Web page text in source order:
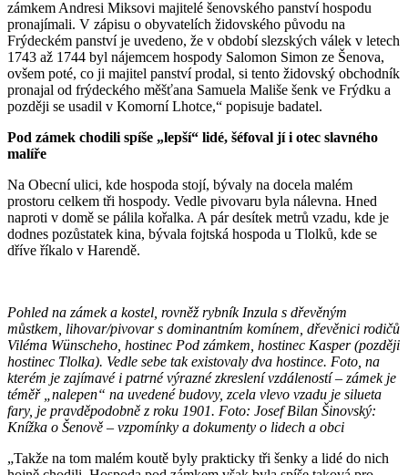
zámkem Andresi Miksovi majitelé šenovského panství hospodu
pronajímali. V zápisu o obyvatelích židovského původu na
Frýdeckém panství je uvedeno, že v období slezských válek v letech
1743 až 1744 byl nájemcem hospody Salomon Simon ze Šenova,
ovšem poté, co ji majitel panství prodal, si tento židovský obchodník
pronajal od frýdeckého měšťana Samuela Mališe šenk ve Frýdku a
později se usadil v Komorní Lhotce,“ popisuje badatel.
Pod zámek chodili spíše „lepší“ lidé, šéfoval jí i otec slavného
malíře
Na Obecní ulici, kde hospoda stojí, bývaly na docela malém
prostoru celkem tři hospody. Vedle pivovaru byla nálevna. Hned
naproti v domě se pálila kořalka. A pár desítek metrů vzadu, kde je
dodnes pozůstatek kina, bývala fojtská hospoda u Tlolků, kde se
dříve říkalo v Harendě.
Pohled na zámek a kostel, rovněž rybník Inzula s dřevěným
můstkem, lihovar/pivovar s dominantním komínem, dřevěnici rodičů
Viléma Wünscheho, hostinec Pod zámkem, hostinec Kasper (později
hostinec Tlolka). Vedle sebe tak existovaly dva hostince. Foto, na
kterém je zajímavé i patrné výrazné zkreslení vzdáleností – zámek je
téměř „nalepen“ na uvedené budovy, zcela vlevo vzadu je silueta
fary, je pravděpodobně z roku 1901. Foto: Josef Bilan Šinovský:
Knížka o Šenově – vzpomínky a dokumenty o lidech a obci
„Takže na tom malém koutě byly prakticky tři šenky a lidé do nich